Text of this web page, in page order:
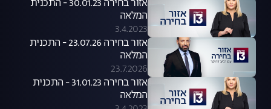
אזור בחירה 30.01.23 - התכנית
המלאה
3.4.2023
אזור בחירה 23.07.26 - התכנית
המלאה
23.7.2026
אזור בחירה 31.01.23 - התכנית
המלאה